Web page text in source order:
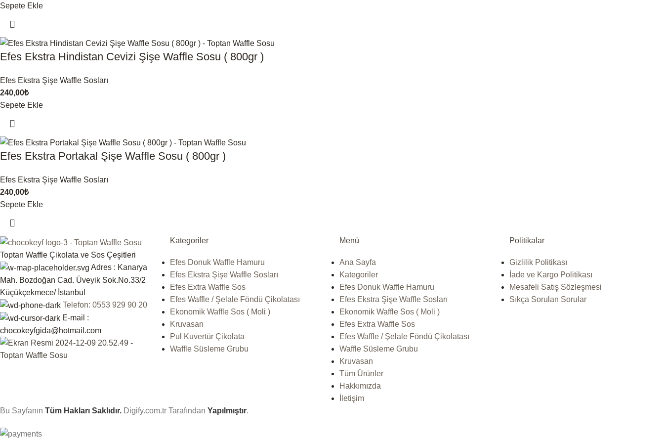
Sepete Ekle
Efes Ekstra Hindistan Cevizi Şişe Waffle Sosu ( 800gr )
Efes Ekstra Şişe Waffle Sosları
240,00₺
Sepete Ekle
Efes Ekstra Portakal Şişe Waffle Sosu ( 800gr )
Efes Ekstra Şişe Waffle Sosları
240,00₺
Sepete Ekle
Toptan Waffle Çikolata ve Sos Çeşitleri
Adres : Kanarya
Mah. Bozdoğan Cad. Üveyik Sok.No.33/2
Küçükçekmece/ İstanbul
Telefon: 0553 929 90 20
E-mail :
chocokeyfgida@hotmail.com
Kategoriler
Efes Donuk Waffle Hamuru
Efes Ekstra Şişe Waffle Sosları
Efes Extra Waffle Sos
Efes Waffle / Şelale Föndü Çikolatası
Ekonomik Waffle Sos ( Moli )
Kruvasan
Pul Kuvertür Çikolata
Waffle Süsleme Grubu
Menü
Ana Sayfa
Kategoriler
Efes Donuk Waffle Hamuru
Efes Ekstra Şişe Waffle Sosları
Ekonomik Waffle Sos ( Moli )
Efes Extra Waffle Sos
Efes Waffle / Şelale Föndü Çikolatası
Waffle Süsleme Grubu
Kruvasan
Tüm Ürünler
Hakkımızda
İletişim
Politikalar
Gizlilik Politikası
İade ve Kargo Politikası
Mesafeli Satış Sözleşmesi
Sıkça Sorulan Sorular
Bu Sayfanın Tüm Hakları Saklıdır. Digify.com.tr Tarafından Yapılmıştır.